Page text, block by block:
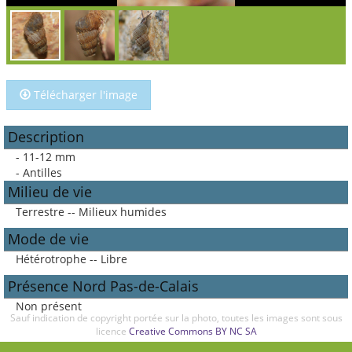
Télécharger l'image
Description
- 11-12 mm
- Antilles
Milieu de vie
Terrestre -- Milieux humides
Mode de vie
Hétérotrophe -- Libre
Présence Nord Pas-de-Calais
Non présent
Sauf indication de copyright portée sur la photo, toutes les images sont sous
licence Creative Commons BY NC SA